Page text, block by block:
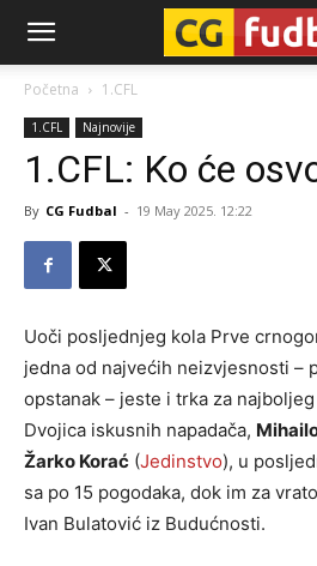
CG-
Fudbal
Početna 1.CFL
1.CFL Najnovije
1.CFL: Ko će
By CG Fudbal - 19 May 2025. 12:22
Uoči posljednjeg kola Prve
jedna od najvećih neizvjesnosti –
opstanak – jeste i trka za
Dvojica iskusnih napadača,
Žarko Korać (Jedinstvo), u
sa po 15 pogodaka, dok im za
Ivan Bulatović iz Budućnosti.